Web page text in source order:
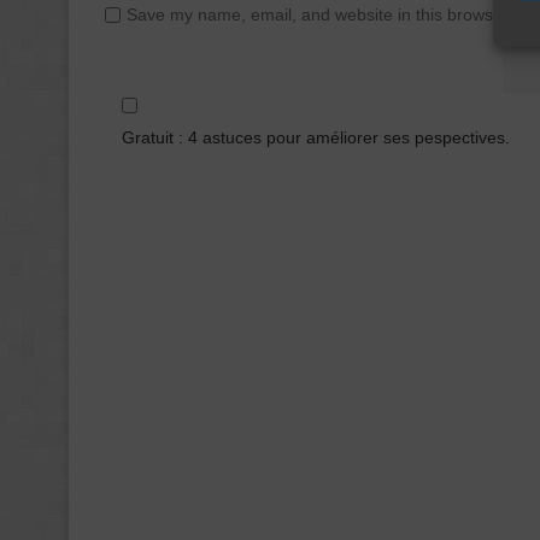
Save my name, email, and website in this browser
Gratuit : 4 astuces pour améliorer ses pespectives.